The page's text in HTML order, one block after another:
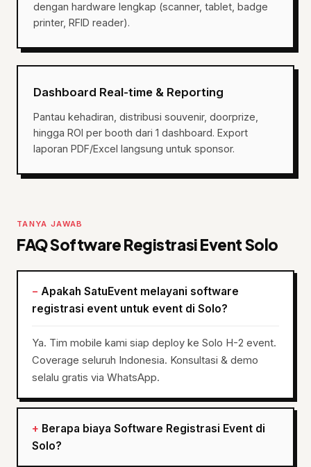
dengan hardware lengkap (scanner, tablet, badge
printer, RFID reader).
Dashboard Real-time & Reporting
Pantau kehadiran, distribusi souvenir, doorprize,
hingga ROI per booth dari 1 dashboard. Export
laporan PDF/Excel langsung untuk sponsor.
TANYA JAWAB
FAQ Software Registrasi Event Solo
Apakah SatuEvent melayani software
registrasi event untuk event di Solo?
Ya. Tim mobile kami siap deploy ke Solo H-2 event.
Coverage seluruh Indonesia. Konsultasi & demo
selalu gratis via WhatsApp.
Berapa biaya Software Registrasi Event di
Solo?